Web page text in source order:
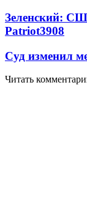
Зеленский:
Patriot3908
Суд изменил
Читать